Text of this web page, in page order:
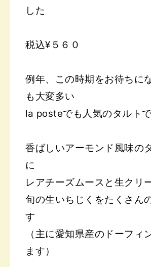
した
税込¥５６０
例年、この時期をお待ちに
も大変多い
la posteでも人気のタルトで
香ばしいアーモンド風味の
に
レアチーズムースと生クリ
旬の生いちじくをたくさん
す
（主に愛知県産のドーフィ
ます）